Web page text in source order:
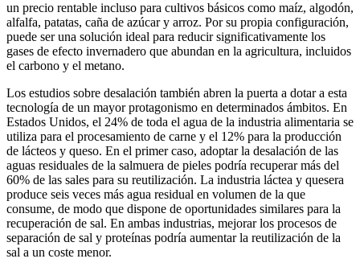
un precio rentable incluso para cultivos básicos como maíz, algodón,
alfalfa, patatas, caña de azúcar y arroz. Por su propia configuración,
puede ser una solución ideal para reducir significativamente los
gases de efecto invernadero que abundan en la agricultura, incluidos
el carbono y el metano.
Los estudios sobre desalación también abren la puerta a dotar a esta
tecnología de un mayor protagonismo en determinados ámbitos. En
Estados Unidos, el 24% de toda el agua de la industria alimentaria se
utiliza para el procesamiento de carne y el 12% para la producción
de lácteos y queso. En el primer caso, adoptar la desalación de las
aguas residuales de la salmuera de pieles podría recuperar más del
60% de las sales para su reutilización. La industria láctea y quesera
produce seis veces más agua residual en volumen de la que
consume, de modo que dispone de oportunidades similares para la
recuperación de sal. En ambas industrias, mejorar los procesos de
separación de sal y proteínas podría aumentar la reutilización de la
sal a un coste menor.